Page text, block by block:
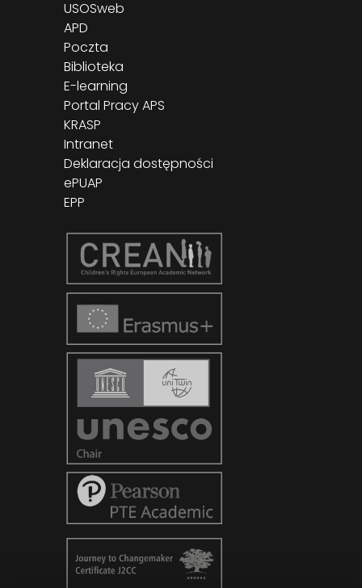
USOSweb
APD
Poczta
Biblioteka
E-learning
Portal Pracy APS
KRASP
Intranet
Deklaracja dostępności
ePUAP
EPP